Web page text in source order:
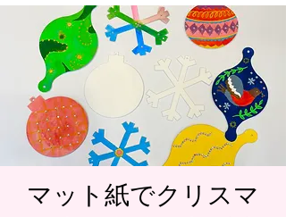
マット紙でクリスマ